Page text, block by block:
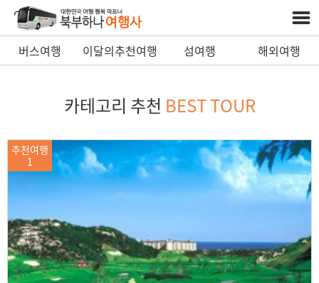
버스여행 이달의추천여행 섬여행 해외여행
카테고리 추천 BEST TOUR
추천여행
1